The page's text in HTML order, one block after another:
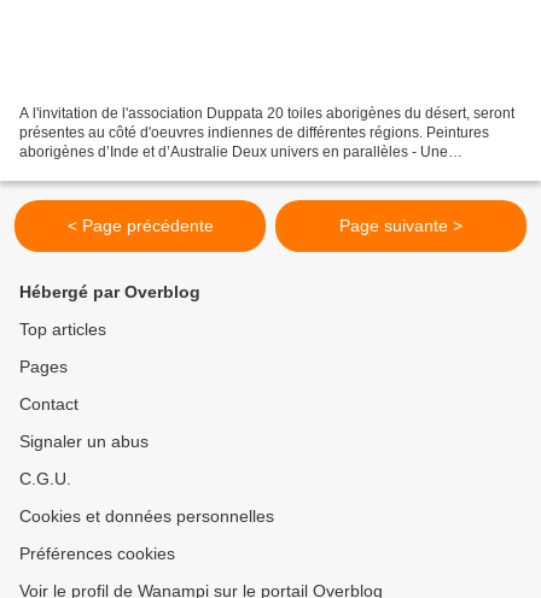
A l'invitation de l'association Duppata 20 toiles aborigènes du désert, seront
présentes au côté d'oeuvres indiennes de différentes régions. Peintures
aborigènes d’Inde et d’Australie Deux univers en parallèles - Une
< Page précédente Page suivante >
Hébergé par Overblog
Top articles
Pages
Contact
Signaler un abus
C.G.U.
Cookies et données personnelles
Préférences cookies
Voir le profil de Wanampi sur le portail Overblog